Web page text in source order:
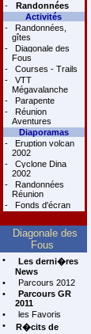
-
Randonnées
Activités
-
Randonnées,
gîtes
-
Diagonale des
Fous
-
Courses - Trails
-
VTT
Mégavalanche
-
Parapente
-
Réunion
Aventures
Diaporamas
-
Eruption volcan
2002
-
Cyclone Dina
2002
-
Randonnées
Réunion
-
Fonds d'écran
Diagonale des
Fous
•
Les derni�res
News
•
Parcours 2012
•
Parcours GR
2011
•
les Favoris
•
R�cits de